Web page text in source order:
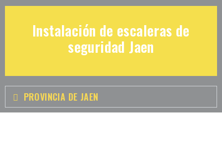
Instalación de escaleras de
seguridad Jaen
PROVINCIA DE JAEN